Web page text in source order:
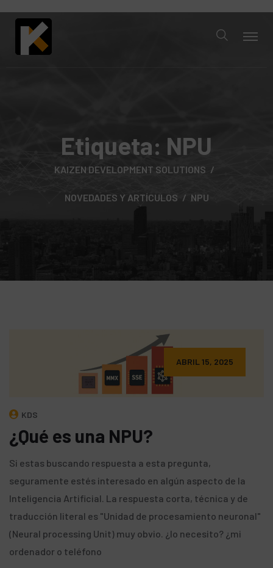
Etiqueta: NPU
KAIZEN DEVELOPMENT SOLUTIONS
NOVEDADES Y ARTÍCULOS NPU
ABRIL 15, 2025
KDS
¿Qué es una NPU?
Si estas buscando respuesta a esta pregunta,
seguramente estés interesado en algún aspecto de la
Inteligencia Artificial. La respuesta corta, técnica y de
traducción literal es "Unidad de procesamiento neuronal"
(Neural processing Unit) muy obvio. ¿lo necesito? ¿mi
ordenador o teléfono